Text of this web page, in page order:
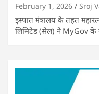
February 1, 2026 Sroj
इस्पात मंत्रालय के तहत
लिमिटेड (सेल) ने MyGov के